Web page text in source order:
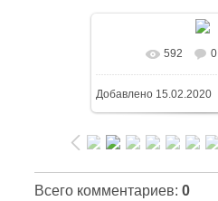
592 0
Добавлено15.02.2020
Всего комментариев: 0